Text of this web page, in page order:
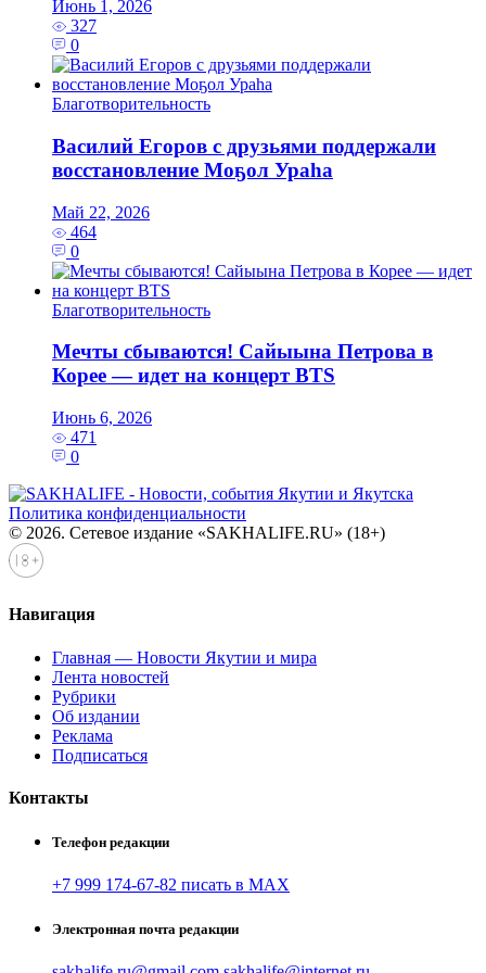
Июнь 1, 2026
327
0
Благотворительность
Василий Егоров с друзьями поддержали
восстановление Моҕол Ураһа
Май 22, 2026
464
0
Благотворительность
Мечты сбываются! Сайыына Петрова в
Корее — идет на концерт BTS
Июнь 6, 2026
471
0
Политика конфиденциальности
© 2026. Сетевое издание «SAKHALIFE.RU» (18+)
Навигация
Главная — Новости Якутии и мира
Лента новостей
Рубрики
Об издании
Реклама
Подписаться
Контакты
Телефон редакции
+7 999 174-67-82 писать в MAX
Электронная почта редакции